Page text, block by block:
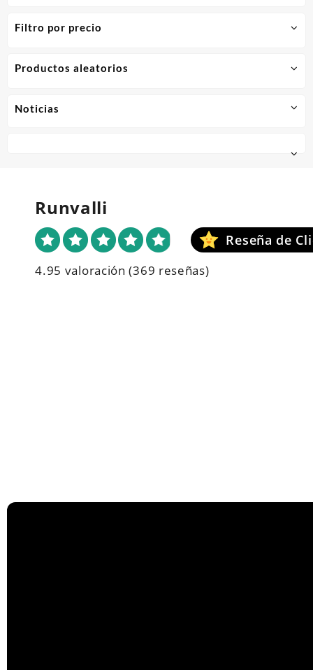
Filtro por precio
Productos aleatorios
Noticias
Runvalli
4.95 valoración (369 reseñas)